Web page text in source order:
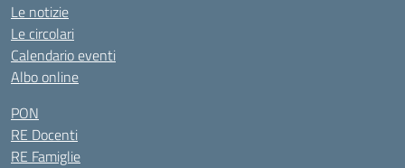
Le notizie
Le circolari
Calendario eventi
Albo online
PON
RE Docenti
RE Famiglie